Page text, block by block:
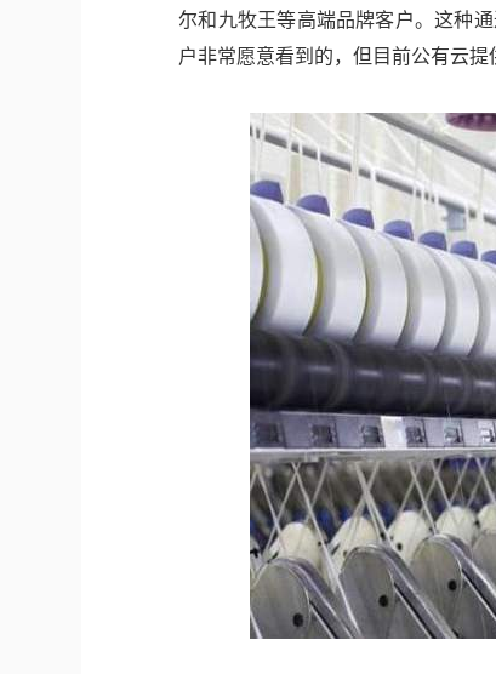
尔和九牧王等高端品牌客户。这种
户非常愿意看到的，但目前公有云